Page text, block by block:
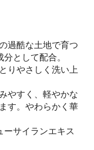
過酷な土地で育つ
として配合。
りやさしく洗い上
やすく、軽やかな
す。やわらかく華
ーサイランエキス